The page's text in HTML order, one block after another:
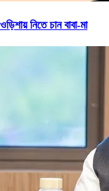
নিতে চান বাবা-মা